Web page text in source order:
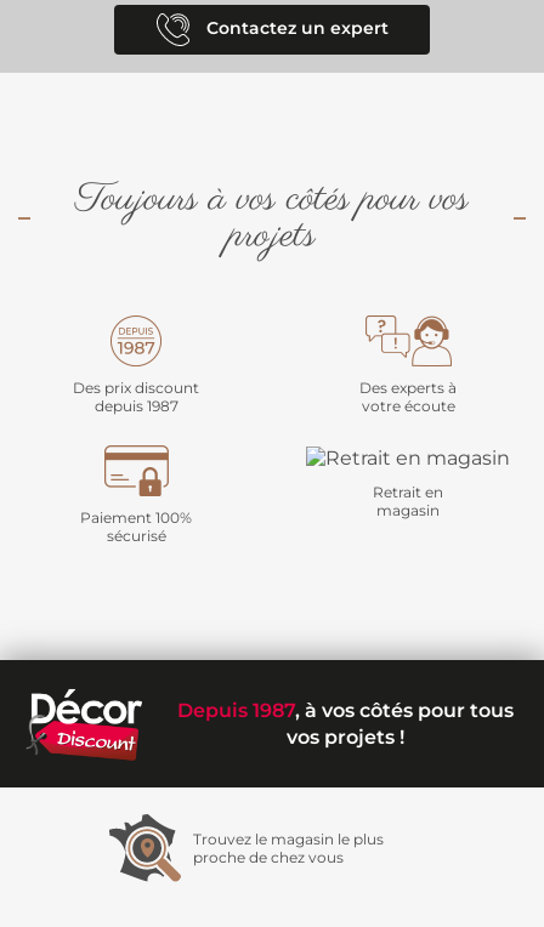
Contactez un expert
Toujours à vos côtés pour vos
projets
Des prix discount
depuis 1987
Des experts à
votre écoute
Paiement 100%
sécurisé
Retrait en
magasin
Depuis 1987, à vos côtés pour tous
vos projets !
Trouvez le magasin le plus
proche de chez vous